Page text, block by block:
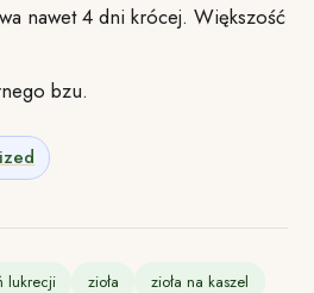
nawet 4 dni krócej. Większość
bzu.
lukrecji zioła zioła na kaszel